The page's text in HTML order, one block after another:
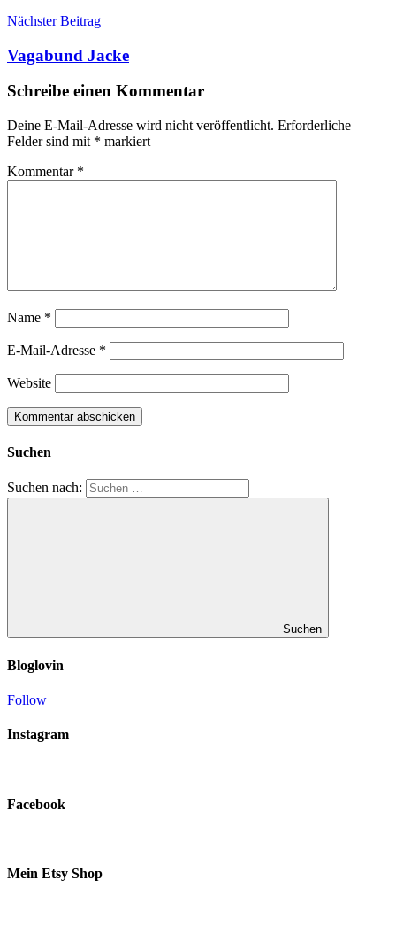
Nächster Beitrag
Vagabund Jacke
Schreibe einen Kommentar
Deine E-Mail-Adresse wird nicht veröffentlicht. Erforderliche
Felder sind mit * markiert
Kommentar *
Name *
E-Mail-Adresse *
Website
Suchen
Suchen nach:
Suchen
Bloglovin
Follow
Instagram
Facebook
Mein Etsy Shop